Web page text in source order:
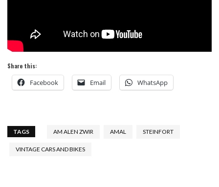
Share this:
Facebook Email WhatsApp
TAGS AM ALEN ZWIR AMAL STEINFORT
VINTAGE CARS AND BIKES